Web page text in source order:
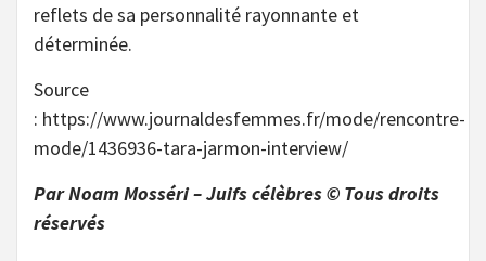
reflets de sa personnalité rayonnante et
déterminée.
Source
: https://www.journaldesfemmes.fr/mode/rencontre-
mode/1436936-tara-jarmon-interview/
Par Noam Mosséri – Juifs célèbres © Tous droits
réservés